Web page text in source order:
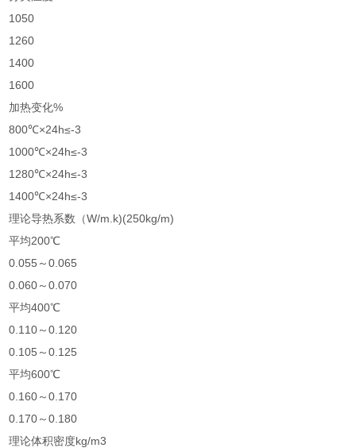
1050
1260
1400
1600
加热变化%
800℃×24h≤-3
1000℃×24h≤-3
1280℃×24h≤-3
1400℃×24h≤-3
理论导热系数（W/m.k)(250kg/m)
平均200℃
0.055～0.065
0.060～0.070
平均400℃
0.110～0.120
0.105～0.125
平均600℃
0.160～0.170
0.170～0.180
理论体积密度kg/m3